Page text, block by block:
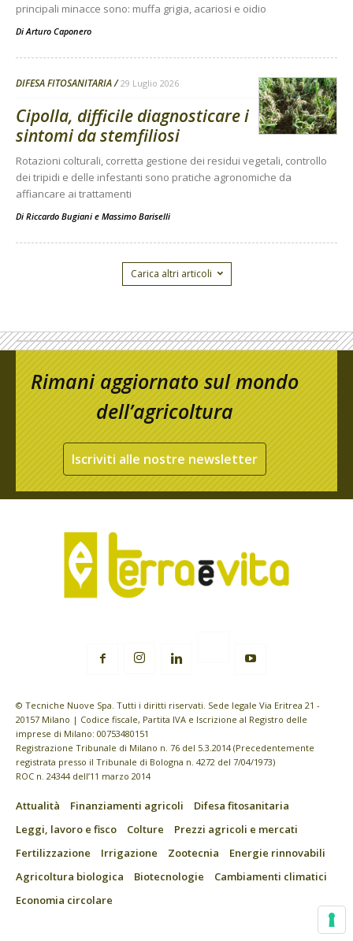
principali minacce sono: muffa grigia, acariosi e oidio
Di Arturo Caponero
DIFESA FITOSANITARIA 29 Luglio 2026
Cipolla, difficile diagnosticare i
sintomi da stemfiliosi
Rotazioni colturali, corretta gestione dei residui vegetali, controllo
dei tripidi e delle infestanti sono pratiche agronomiche da
affiancare ai trattamenti
Di Riccardo Bugiani e Massimo Bariselli
Carica altri articoli
Rimani aggiornato sul mondo
dell’agricoltura
Iscriviti alle nostre newsletter
© Tecniche Nuove Spa. Tutti i diritti riservati. Sede legale Via Eritrea 21 -
20157 Milano | Codice fiscale, Partita IVA e Iscrizione al Registro delle
imprese di Milano: 00753480151
Registrazione Tribunale di Milano n. 76 del 5.3.2014 (Precedentemente
registrata presso il Tribunale di Bologna n. 4272 del 7/04/1973)
ROC n. 24344 dell’11 marzo 2014
Attualità Finanziamenti agricoli
Difesa fitosanitaria
Leggi, lavoro e fisco
Colture
Prezzi agricoli e mercati
Fertilizzazione
Irrigazione Zootecnia
Energie rinnovabili
Agricoltura biologica
Biotecnologie
Cambiamenti climatici
Economia circolare